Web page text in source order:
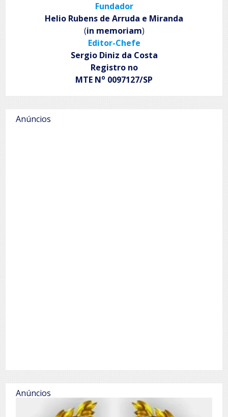
Fundador
Helio Rubens de Arruda e Miranda
(in memoriam)
Editor-Chefe
Sergio Diniz da Costa
Registro no
MTE No 0097127/SP
Anúncios
Anúncios